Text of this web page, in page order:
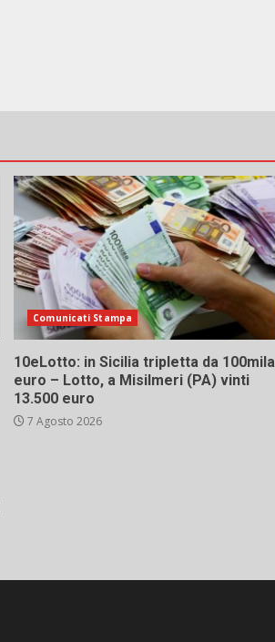
Comunicati Stampa
10eLotto: in Sicilia tripletta da 100mila
euro – Lotto, a Misilmeri (PA) vinti
13.500 euro
7 Agosto 2026